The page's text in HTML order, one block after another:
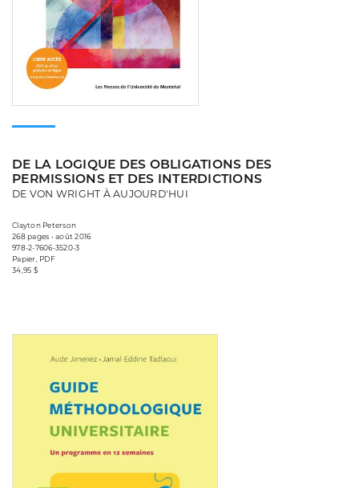
DE LA LOGIQUE DES OBLIGATIONS DES
PERMISSIONS ET DES INTERDICTIONS
DE VON WRIGHT À AUJOURD'HUI
Clayton Peterson
268 pages • août 2016
978-2-7606-3520-3
Papier, PDF
34,95 $